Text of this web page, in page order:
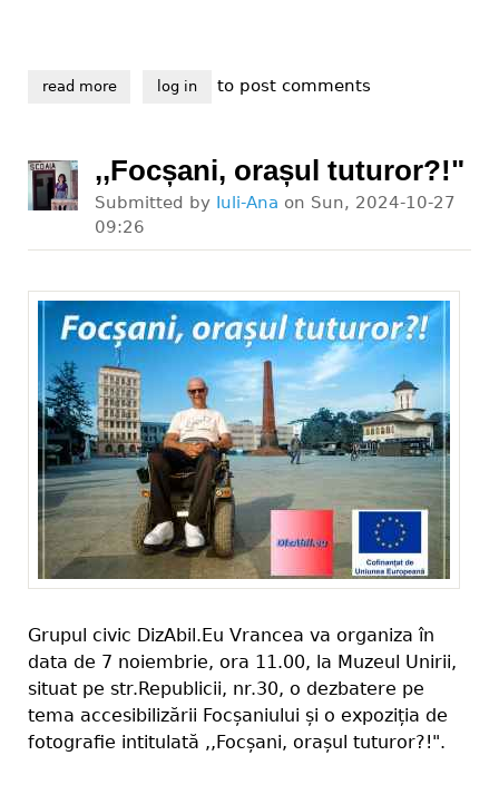
read moreabout petiția ,,vrem accesibilizarea trecerilor de
log in to post comments
,,Focșani, orașul tuturor?!"
Submitted by Iuli-Ana on Sun, 2024-10-27
09:26
Grupul civic DizAbil.Eu Vrancea va organiza în
data de 7 noiembrie, ora 11.00, la Muzeul Unirii,
situat pe str.Republicii, nr.30, o dezbatere pe
tema accesibilizării Focșaniului și o expoziția de
fotografie intitulată ,,Focșani, orașul tuturor?!".